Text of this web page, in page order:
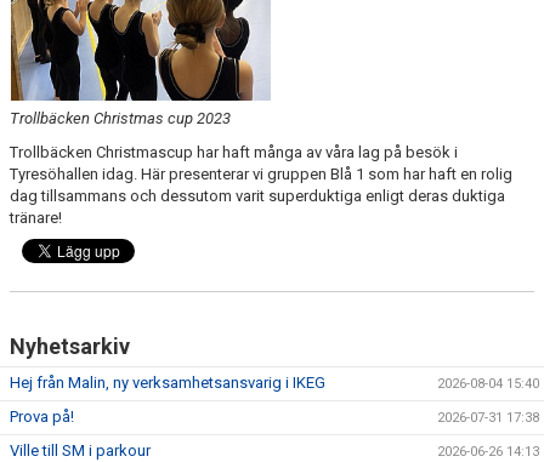
Trollbäcken Christmas cup 2023
Trollbäcken Christmascup har haft många av våra lag på besök i
Tyresöhallen idag. Här presenterar vi gruppen Blå 1 som har haft en rolig
dag tillsammans och dessutom varit superduktiga enligt deras duktiga
tränare!
Nyhetsarkiv
Hej från Malin, ny verksamhetsansvarig i IKEG 2026-08-04 15:40
Prova på! 2026-07-31 17:38
Ville till SM i parkour 2026-06-26 14:13